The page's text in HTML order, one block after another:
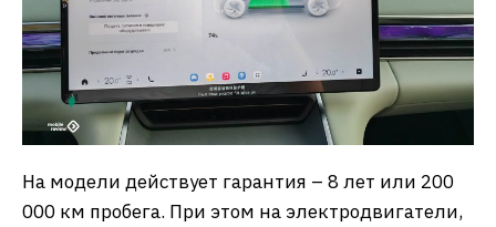
На модели действует гарантия – 8 лет или 200
000 км пробега. При этом на электродвигатели,